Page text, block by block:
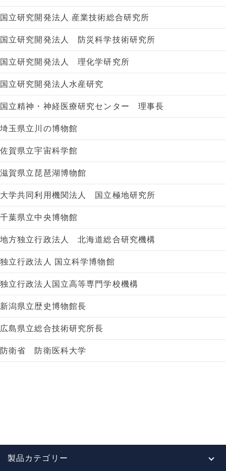
国立研究開発法人 産業技術総合研究所
国立研究開発法人 防災科学技術研究所
国立研究開発法人 理化学研究所
国立研究開発法人水産研究
国立精神・神経医療研究センター 理事長
埼玉県立川の博物館
佐賀県立宇宙科学館
滋賀県立琵琶湖博物館
大学共同利用機関法人 国立極地研究所
千葉県立中央博物館
地方独立行政法人 北海道総合研究機構
独立行政法人 国立科学博物館
独立行政法人国立高等専門学校機構
新潟県立歴史博物館長
広島県立総合技術研究所長
防衛省 防衛医科大学
製品カテゴリー